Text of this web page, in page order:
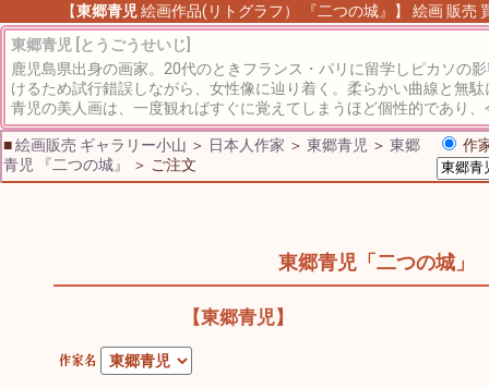
【東郷青児絵画作品(リトグラフ） 『二つの城』】 絵画 販売
東郷青児 [とうごうせいじ]
鹿児島県出身の画家。20代のときフランス・パリに留学しピカソの
けるため試行錯誤しながら、女性像に辿り着く。柔らかい曲線と無
青児の美人画は、一度観ればすぐに覚えてしまうほど個性的であり
■絵画販売 ギャラリー小山 ＞ 日本人作家 ＞ 東郷青児 ＞ 東郷
青児 『二つの城』
＞ ご注文
作
東郷青児「二つの城」
【東郷青児】